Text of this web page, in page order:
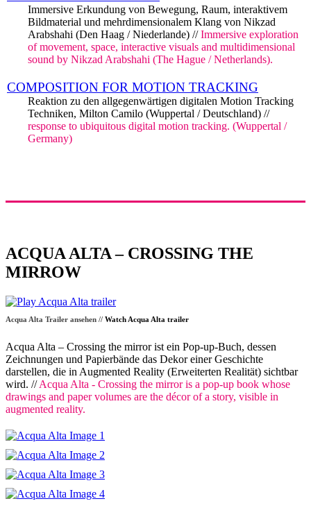
Immersive Erkundung von Bewegung, Raum, interaktivem
Bildmaterial und mehrdimensionalem Klang von Nikzad
Arabshahi (Den Haag / Niederlande) //Immersive exploration
of movement, space, interactive visuals and multidimensional
sound by Nikzad Arabshahi (The Hague / Netherlands).
COMPOSITION FOR MOTION TRACKING
Reaktion zu den allgegenwärtigen digitalen Motion Tracking
Techniken, Milton Camilo (Wuppertal / Deutschland) //
response to ubiquitous digital motion tracking. (Wuppertal /
Germany)
ACQUA ALTA – CROSSING THE
MIRROW
Acqua Alta Trailer ansehen // Watch Acqua Alta trailer
Acqua Alta – Crossing the mirror ist ein Pop-up-Buch, dessen
Zeichnungen und Papierbände das Dekor einer Geschichte
darstellen, die in Augmented Reality (Erweiterten Realität) sichtbar
wird. //Acqua Alta - Crossing the mirror is a pop-up book whose
drawings and paper volumes are the décor of a story, visible in
augmented reality.